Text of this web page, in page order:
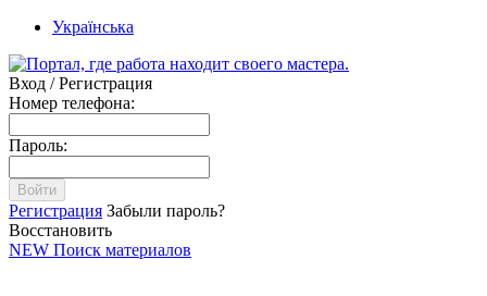
Українська
Вход / Регистрация
Номер телефона:
Пароль:
Войти
Регистрация Забыли пароль?
Восстановить
NEW Поиск материалов